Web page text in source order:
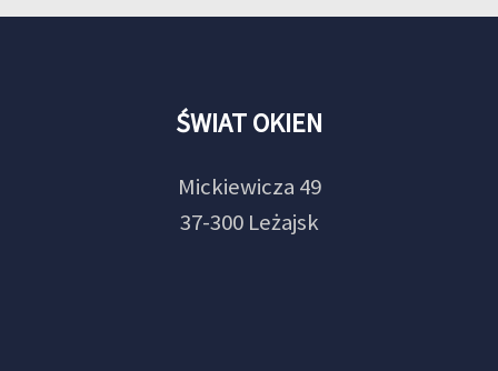
ŚWIAT OKIEN
Mickiewicza 49
37-300 Leżajsk